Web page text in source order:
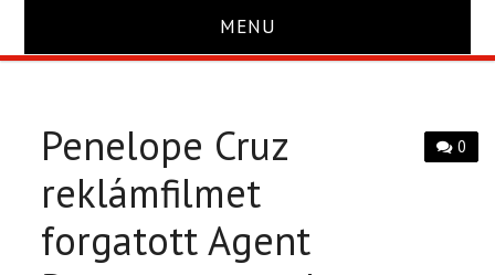
MENU
TRAILER
KRITIKA
BOXOFFICE
0
Penelope Cruz
reklámfilmet
forgatott Agent